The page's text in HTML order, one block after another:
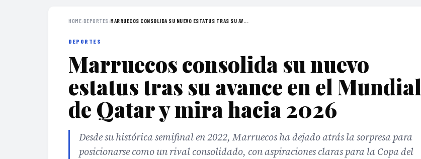
HOME›DEPORTES ›MARRUECOS CONSOLIDA SU NUEVO ESTATUS TRAS SU AV...
DEPORTES
Marruecos consolida su nuevo
estatus tras su avance en el Mundial
de Qatar y mira hacia 2026
Desde su histórica semifinal en 2022, Marruecos ha dejado atrás la sorpresa para
posicionarse como un rival consolidado, con aspiraciones claras para la Copa del